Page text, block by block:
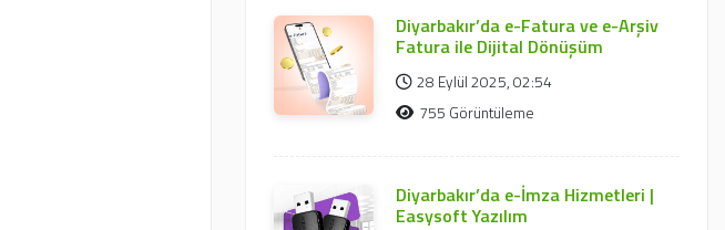
Diyarbakır’da e-Fatura ve e-Arşiv
Fatura ile Dijital Dönüşüm
28 Eylül 2025, 02:54
755 Görüntüleme
Diyarbakır’da e-İmza Hizmetleri |
Easysoft Yazılım